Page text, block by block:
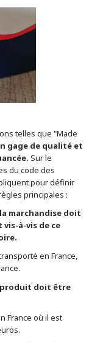
telles que "Made
gage de qualité et
Sur le
du code des
pour définir
principales :
marchandise doit
à-vis de ce
en France,
produit doit être
France où il est